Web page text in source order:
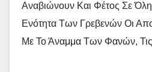
Αναβιώνουν Και Φέτος Σε Όλη
Ενότητα Των Γρεβενών Οι
Με Το Άναμμα Των Φανών, Τις